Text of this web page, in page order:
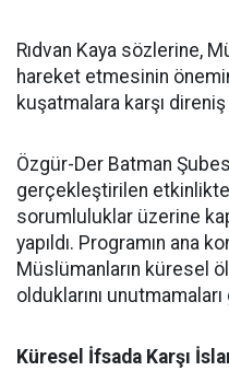
Rıdvan Kaya sözlerine,
hareket etmesinin
kuşatmalara karşı
Özgür-Der Batman
gerçekleştirilen
sorumluluklar üzerine
yapıldı. Programın ana
Müslümanların küresel
olduklarını
Küresel İfsada Karşı